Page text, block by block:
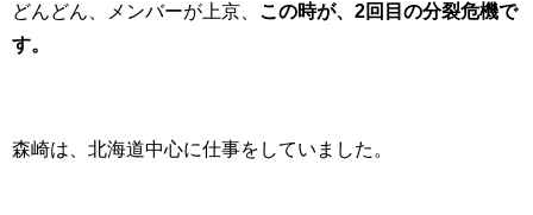
どんどん、メンバーが上京、
この時が、2回目の分裂危機で
す。
森崎は、北海道中心に仕事をしていました。